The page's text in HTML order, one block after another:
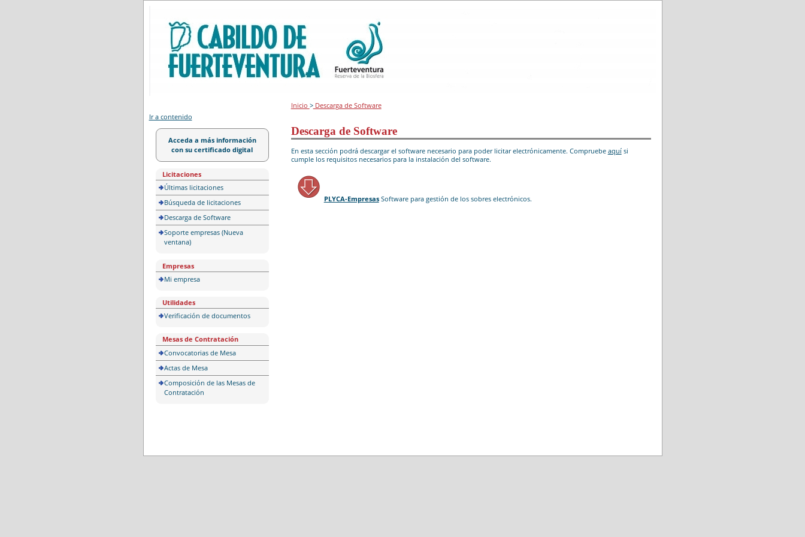
Ir a contenido
Acceda a más información
con su certificado digital
Licitaciones
Últimas licitaciones
Búsqueda de licitaciones
Descarga de Software
Soporte empresas (Nueva
ventana)
Empresas
Mi empresa
Utilidades
Verificación de documentos
Mesas de Contratación
Convocatorias de Mesa
Actas de Mesa
Composición de las Mesas de
Contratación
Inicio >Descarga de Software
Descarga de Software
En esta sección podrá descargar el software necesario para poder licitar electrónicamente. Compruebe aquísi
cumple los requisitos necesarios para la instalación del software.
PLYCA-Empresas Software para gestión de los sobres electrónicos.